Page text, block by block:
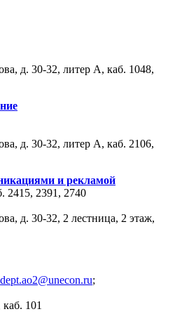
д. 30-32, литер А, каб. 1048,
д. 30-32, литер А, каб. 2106,
и рекламой
2415, 2391, 2740
д. 30-32, 2 лестница, 2 этаж,
dept.ao2@unecon.ru;
101